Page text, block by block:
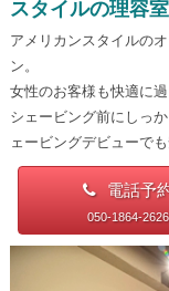
スタイルの理容室
アメリカンスタイルの
ン。
女性のお客様も快適に
シェービング前にしっ
ェービングデビューでも
電話予
050-1864-2626